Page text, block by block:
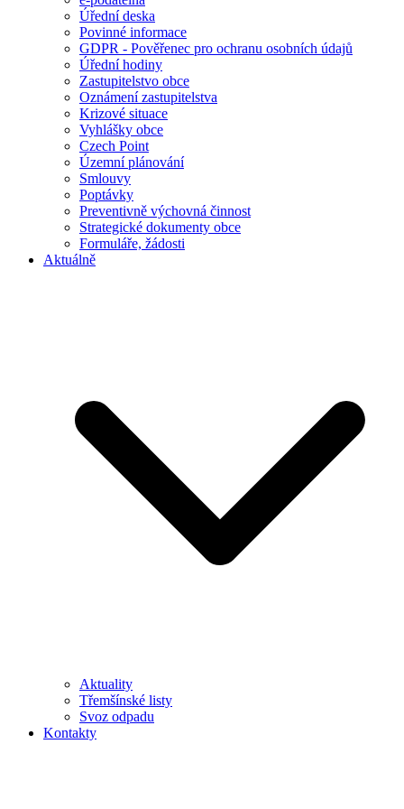
Úřední deska
Povinné informace
GDPR - Pověřenec pro ochranu osobních údajů
Úřední hodiny
Zastupitelstvo obce
Oznámení zastupitelstva
Krizové situace
Vyhlášky obce
Czech Point
Územní plánování
Smlouvy
Poptávky
Preventivně výchovná činnost
Strategické dokumenty obce
Formuláře, žádosti
Aktuálně
Aktuality
Třemšínské listy
Svoz odpadu
Kontakty